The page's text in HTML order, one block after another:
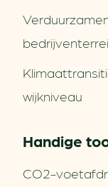
wijkniveau
Handige
CO2-